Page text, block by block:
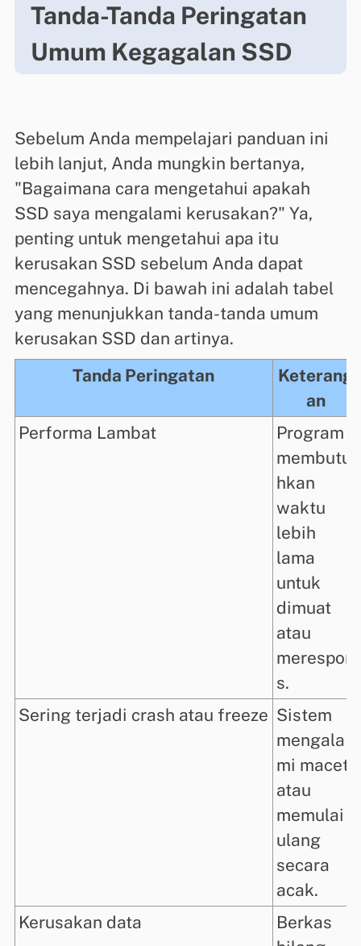
Tanda-Tanda Peringatan
Umum Kegagalan SSD
Sebelum Anda mempelajari panduan ini
lebih lanjut, Anda mungkin bertanya,
"Bagaimana cara mengetahui apakah
SSD saya mengalami kerusakan?" Ya,
penting untuk mengetahui apa itu
kerusakan SSD sebelum Anda dapat
mencegahnya. Di bawah ini adalah tabel
yang menunjukkan tanda-tanda umum
kerusakan SSD dan artinya.
Tanda Peringatan
Keterang
an
Performa Lambat
Program
membutu
hkan
waktu
lebih
lama
untuk
dimuat
atau
merespon
s.
Sering terjadi crash atau freeze Sistem
mengala
mi macet
atau
memulai
ulang
secara
acak.
Kerusakan data
Berkas